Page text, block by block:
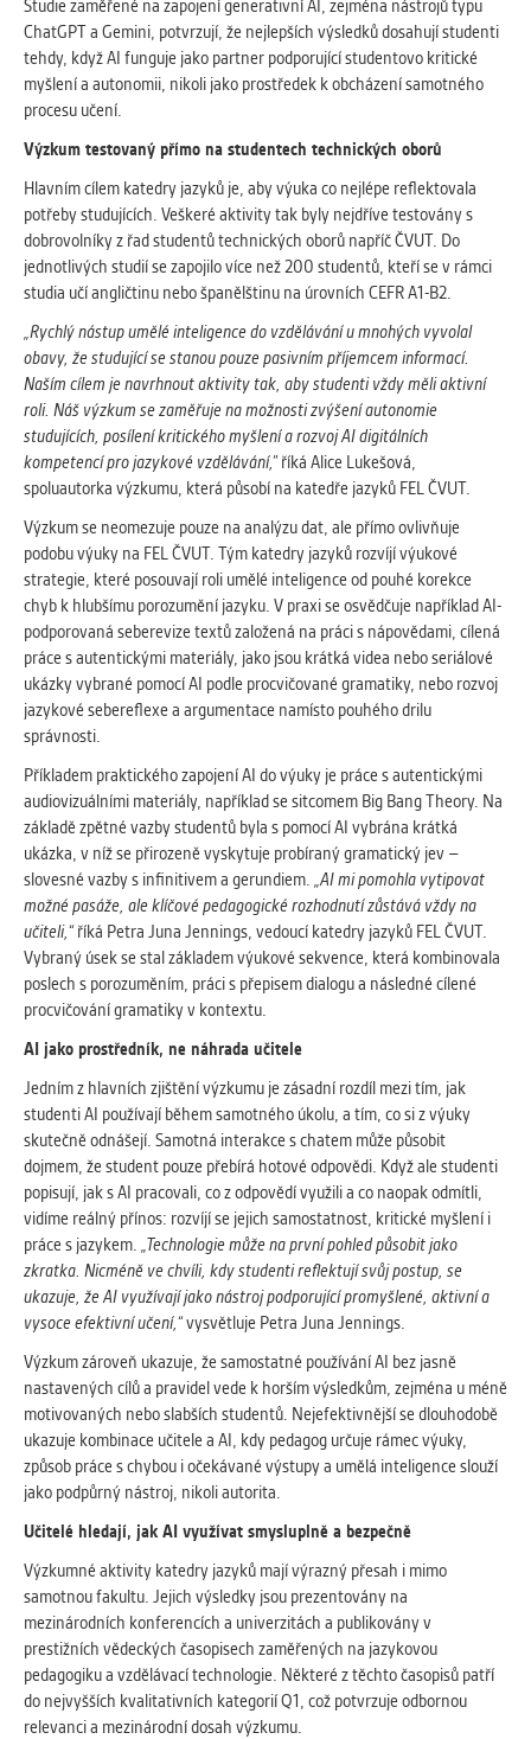
ANALYTICKÉ
Slouží pro získávání anonymizovaných
vylepšovat naše aplikace. Zpravidla jde o
cookies systémů třetích stran, které k
těmto účelům využíváme.
MARKETINGOVÉ
správných nabídek a cílení obsahu podle
Vašich preferencí. Zpravidla jde o
cookies systémů třetích stran, které nám
s analýzou uživatelského chování
pomáhají.
OSTATNÍ
Cookies, které aplikace nedokáže zařadit.
Naším cílem je, aby tato kategorie
zůstala prázdná a všechny cookies byly
přiřazeny do některé z kategorií
uvedených výše.
Studie zaměřené na zapojení generativní AI, zejména nástrojů typu
ChatGPT a Gemini, potvrzují, že nejlepších výsledků dosahují studenti
tehdy, když AI funguje jako partner podporující studentovo kritické
myšlení a autonomii, nikoli jako prostředek k obcházení samotného
procesu učení.
Výzkum testovaný přímo na studentech technických oborů
Hlavním cílem katedry jazyků je, aby výuka co nejlépe reflektovala
potřeby studujících. Veškeré aktivity tak byly nejdříve testovány s
dobrovolníky z řad studentů technických oborů napříč ČVUT. Do
jednotlivých studií se zapojilo více než 200 studentů, kteří se v rámci
studia učí angličtinu nebo španělštinu na úrovních CEFR A1-B2.
„Rychlý nástup umělé inteligence do vzdělávání u mnohých vyvolal
obavy, že studující se stanou pouze pasivním příjemcem informací.
Naším cílem je navrhnout aktivity tak, aby studenti vždy měli aktivní
roli. Náš výzkum se zaměřuje na možnosti zvýšení autonomie
studujících, posílení kritického myšlení a rozvoj AI digitálních
kompetencí pro jazykové vzdělávání,”říká Alice Lukešová,
spoluautorka výzkumu, která působí na katedře jazyků FEL ČVUT.
Výzkum se neomezuje pouze na analýzu dat, ale přímo ovlivňuje
podobu výuky na FEL ČVUT. Tým katedry jazyků rozvíjí výukové
strategie, které posouvají roli umělé inteligence od pouhé korekce
chyb k hlubšímu porozumění jazyku. V praxi se osvědčuje například AI-
podporovaná seberevize textů založená na práci s nápovědami, cílená
práce s autentickými materiály, jako jsou krátká videa nebo seriálové
ukázky vybrané pomocí AI podle procvičované gramatiky, nebo rozvoj
jazykové sebereflexe a argumentace namísto pouhého drilu
správnosti.
Příkladem praktického zapojení AI do výuky je práce s autentickými
audiovizuálními materiály, například se sitcomem Big Bang Theory. Na
základě zpětné vazby studentů byla s pomocí AI vybrána krátká
ukázka, v níž se přirozeně vyskytuje probíraný gramatický jev –
slovesné vazby s infinitivem a gerundiem. „AI mi pomohla vytipovat
možné pasáže, ale klíčové pedagogické rozhodnutí zůstává vždy na
učiteli,“říká Petra Juna Jennings, vedoucí katedry jazyků FEL ČVUT.
Vybraný úsek se stal základem výukové sekvence, která kombinovala
poslech s porozuměním, práci s přepisem dialogu a následné cílené
procvičování gramatiky v kontextu.
AI jako prostředník, ne náhrada učitele
Jedním z hlavních zjištění výzkumu je zásadní rozdíl mezi tím, jak
studenti AI používají během samotného úkolu, a tím, co si z výuky
skutečně odnášejí. Samotná interakce s chatem může působit
dojmem, že student pouze přebírá hotové odpovědi. Když ale studenti
popisují, jak s AI pracovali, co z odpovědí využili a co naopak odmítli,
vidíme reálný přínos: rozvíjí se jejich samostatnost, kritické myšlení i
práce s jazykem. „Technologie může na první pohled působit jako
zkratka. Nicméně ve chvíli, kdy studenti reflektují svůj postup, se
ukazuje, že AI využívají jako nástroj podporující promyšlené, aktivní a
vysoce efektivní učení,“vysvětluje Petra Juna Jennings.
Výzkum zároveň ukazuje, že samostatné používání AI bez jasně
nastavených cílů a pravidel vede k horším výsledkům, zejména u méně
motivovaných nebo slabších studentů. Nejefektivnější se dlouhodobě
ukazuje kombinace učitele a AI, kdy pedagog určuje rámec výuky,
způsob práce s chybou i očekávané výstupy a umělá inteligence slouží
jako podpůrný nástroj, nikoli autorita.
Učitelé hledají, jak AI využívat smysluplně a bezpečně
Výzkumné aktivity katedry jazyků mají výrazný přesah i mimo
samotnou fakultu. Jejich výsledky jsou prezentovány na
mezinárodních konferencích a univerzitách a publikovány v
prestižních vědeckých časopisech zaměřených na jazykovou
pedagogiku a vzdělávací technologie. Některé z těchto časopisů patří
do nejvyšších kvalitativních kategorií Q1, což potvrzuje odbornou
relevanci a mezinárodní dosah výzkumu.